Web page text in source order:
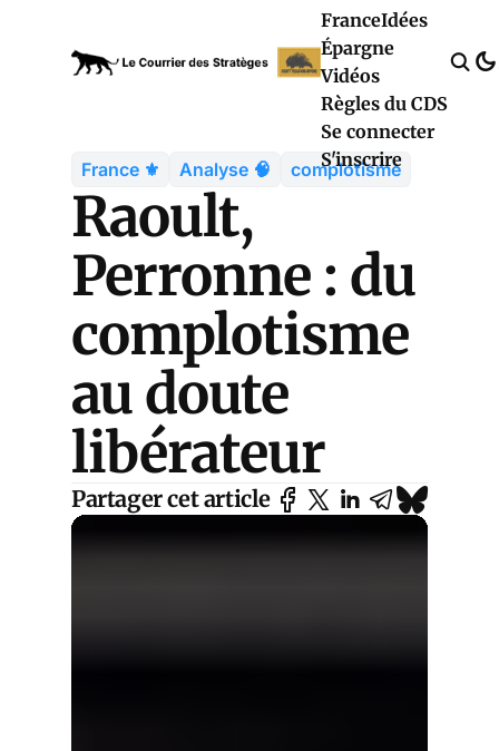
FranceIdées
Épargne
Vidéos
Règles du CDS
Se connecter
S'inscrire
France ⚜️ Analyse 🧠 complotisme
Raoult,
Perronne : du
complotisme
au doute
libérateur
Partager cet article